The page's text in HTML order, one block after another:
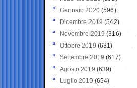
Gennaio 2020 (596)
Dicembre 2019 (542)
Novembre 2019 (316)
Ottobre 2019 (631)
Settembre 2019 (617)
Agosto 2019 (639)
Luglio 2019 (654)